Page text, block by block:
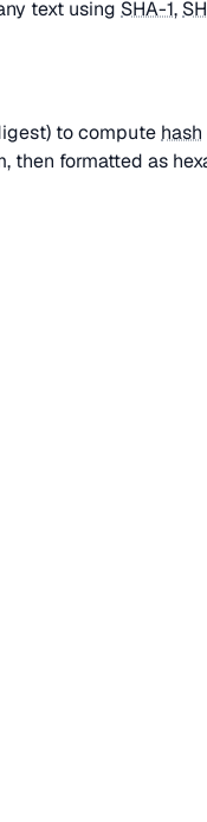
text using SHA-1,
to compute hash
then formatted as